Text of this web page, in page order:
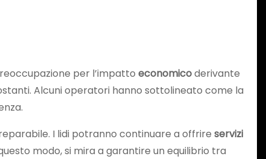
per l’impatto economicoderivante
Alcuni operatori hanno sottolineato come la
I lidi potranno continuare a offrire servizi
modo, si mira a garantire un equilibrio tra